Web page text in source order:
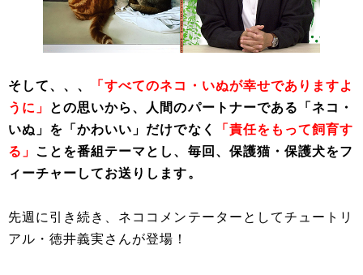
そして、、、
「すべてのネコ・いぬが幸せでありますよ
うに」
との思いから、人間のパートナーである「ネコ・
いぬ」を「かわいい」だけでなく
「責任をもって飼育す
る」
ことを番組テーマとし、毎回、保護猫・保護犬をフ
ィーチャーしてお送りします。
先週に引き続き、ネココメンテーターとしてチュートリ
アル・徳井義実さんが登場！